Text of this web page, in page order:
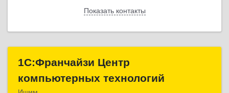
Показать контакты
Назад
1С:Франчайзи Центр
компьютерных технологий
1С:Франчайзи Центр
компьютерных технологий